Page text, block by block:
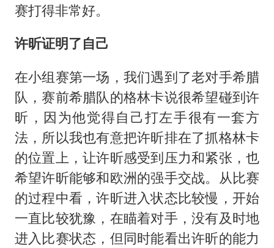
赛打得非常好。
许昕证明了自己
在小组赛第一场，我们遇到了老对手希腊
队，赛前希腊队的格林卡说很希望碰到许
昕，因为他觉得自己打左手很有一套方
法，所以我也有意把许昕排在了抓格林卡
的位置上，让许昕感受到压力和紧张，也
希望许昕能够和欧洲的强手交战。从比赛
的过程中看，许昕进入状态比较慢，开始
一直比较犹豫，在瞄着对手，没有及时地
进入比赛状态，但同时能看出许昕的能力